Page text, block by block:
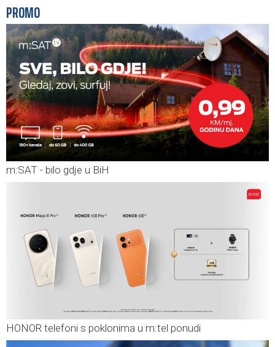
PROMO
m:SAT - bilo gdje u BiH
HONOR telefoni s poklonima u m:tel ponudi